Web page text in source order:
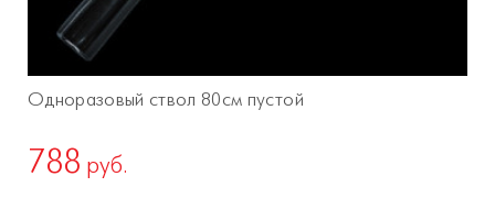
Одноразовый ствол 80см пустой
788 руб.